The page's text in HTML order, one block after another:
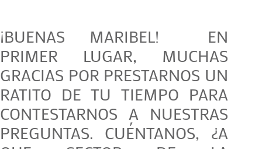
¡BUENAS MARIBEL! EN
PRIMER LUGAR, MUCHAS
GRACIAS POR PRESTARNOS UN
RATITO DE TU TIEMPO PARA
CONTESTARNOS A NUESTRAS
PREGUNTAS. CUÉNTANOS, ¿A